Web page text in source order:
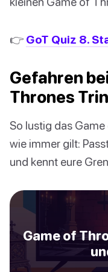
👉 GoT Quiz 8.
Gefahren
Thrones
So lustig das
wie immer gilt:
und kennt eure
Game of